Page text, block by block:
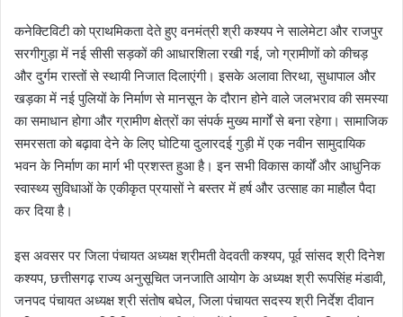
कनेक्टिविटी को प्राथमिकता देते हुए वनमंत्री श्री कश्यप ने सालेमेटा और राजपुर
सरगीगुड़ा में नई सीसी सड़कों की आधारशिला रखी गई, जो ग्रामीणों को कीचड़
और दुर्गम रास्तों से स्थायी निजात दिलाएंगी। इसके अलावा तिरथा, सुधापाल और
खड़का में नई पुलियों के निर्माण से मानसून के दौरान होने वाले जलभराव की समस्या
का समाधान होगा और ग्रामीण क्षेत्रों का संपर्क मुख्य मार्गों से बना रहेगा। सामाजिक
समरसता को बढ़ावा देने के लिए घोटिया दुलारदई गुड़ी में एक नवीन सामुदायिक
भवन के निर्माण का मार्ग भी प्रशस्त हुआ है। इन सभी विकास कार्यों और आधुनिक
स्वास्थ्य सुविधाओं के एकीकृत प्रयासों ने बस्तर में हर्ष और उत्साह का माहौल पैदा
कर दिया है।
इस अवसर पर जिला पंचायत अध्यक्ष श्रीमती वेदवती कश्यप, पूर्व सांसद श्री दिनेश
कश्यप, छत्तीसगढ़ राज्य अनुसूचित जनजाति आयोग के अध्यक्ष श्री रूपसिंह मंडावी,
जनपद पंचायत अध्यक्ष श्री संतोष बघेल, जिला पंचायत सदस्य श्री निर्देश दीवान